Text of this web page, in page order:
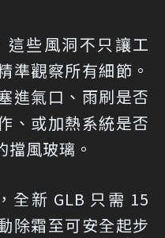
這些風洞不只讓工
準觀察所有細節。
進氣口、雨刷是否
、或加熱系統是否
風玻璃。
全新 GLB 只需 15
除霜至可安全起步